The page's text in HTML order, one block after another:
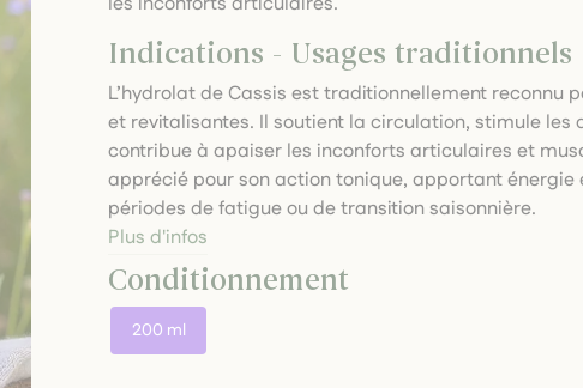
Indications - Usages traditionnels
L’hydrolat de Cassis est traditionnellement reconnu
et revitalisantes. Il soutient la circulation, stimule les
contribue à apaiser les inconforts articulaires et
apprécié pour son action tonique, apportant énergie
périodes de fatigue ou de transition saisonnière.
Plus d'infos
Conditionnement
200 ml